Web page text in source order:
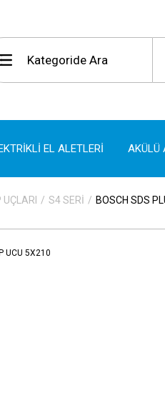
EL ALETLERİ AKÜLÜ
S4 SERİ BOSCH SDS